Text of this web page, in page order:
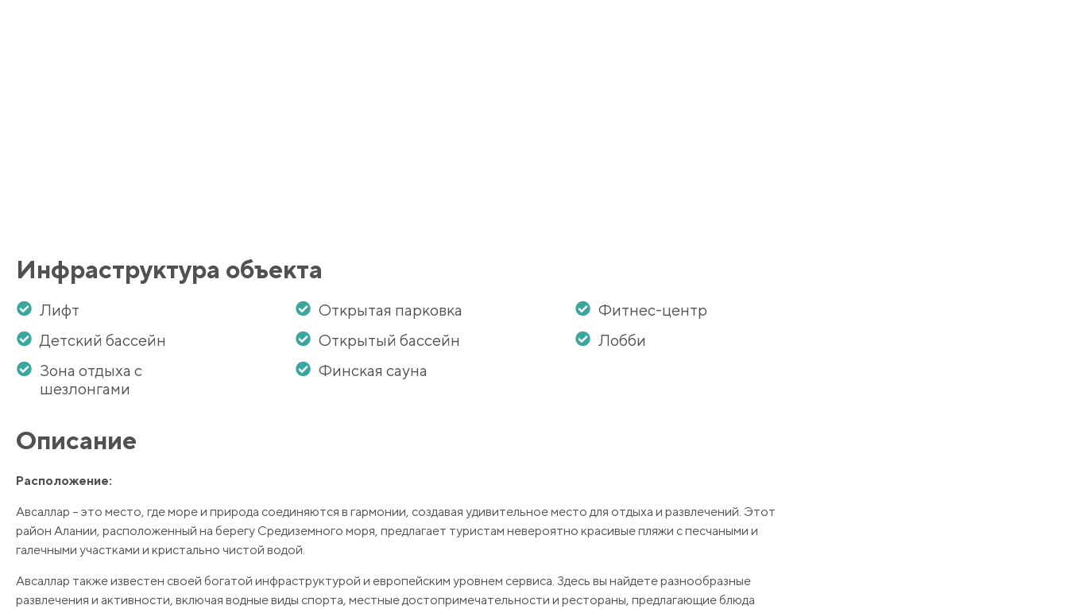
Инфраструктура объекта
Лифт
Детский бассейн
Зона отдыха с
шезлонгами
Открытая парковка
Открытый бассейн
Финская сауна
Фитнес-центр
Лобби
Описание
Расположение:
Авсаллар – это место, где море и природа соединяются в гармонии, создавая удивительное место для отдыха и развлечений. Этот
район Алании, расположенный на берегу Средиземного моря, предлагает туристам невероятно красивые пляжи с песчаными и
галечными участками и кристально чистой водой.
Авсаллар также известен своей богатой инфраструктурой и европейским уровнем сервиса. Здесь вы найдете разнообразные
развлечения и активности, включая водные виды спорта, местные достопримечательности и рестораны, предлагающие блюда